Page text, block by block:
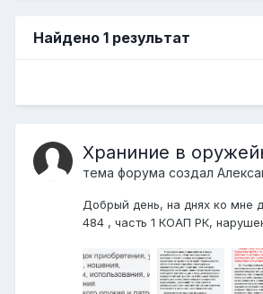
Найдено 1 результат
Храниние в
тема форума создал
Добрый день, на днях ко мне
484 , часть 1 КОАП РК,